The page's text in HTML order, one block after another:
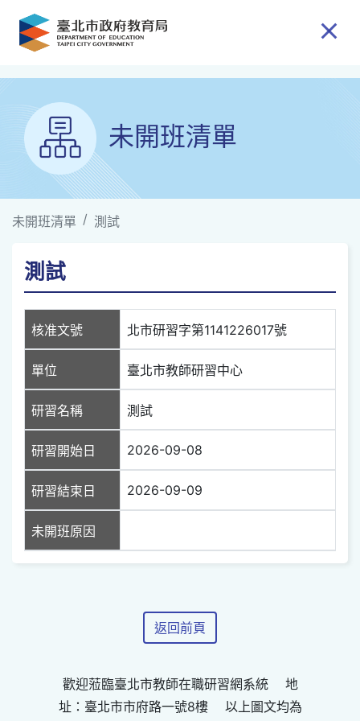
跳到主要內容
未開班清單
未開班清單 測試
測試
核准文號 北市研習字第1141226017號
單位 臺北市教師研習中心
研習名稱 測試
研習開始日 2026-09-08
研習結束日 2026-09-09
未開班原因
返回前頁
歡迎蒞臨臺北市教師在職研習網系統 地
址：臺北市市府路一號8樓 以上圖文均為